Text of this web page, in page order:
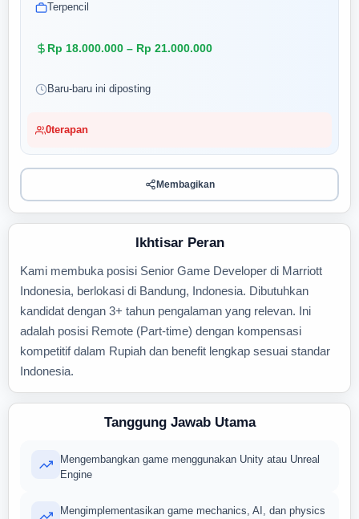
Terpencil
Rp 18.000.000 – Rp 21.000.000
Baru-baru ini diposting
0terapan
Membagikan
Ikhtisar Peran
Kami membuka posisi Senior Game Developer di Marriott
Indonesia, berlokasi di Bandung, Indonesia. Dibutuhkan
kandidat dengan 3+ tahun pengalaman yang relevan. Ini
adalah posisi Remote (Part-time) dengan kompensasi
kompetitif dalam Rupiah dan benefit lengkap sesuai standar
Indonesia.
Tanggung Jawab Utama
Mengembangkan game menggunakan Unity atau Unreal
Engine
Mengimplementasikan game mechanics, AI, dan physics